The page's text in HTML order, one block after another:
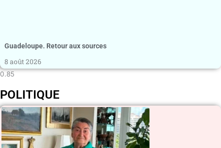
Guadeloupe. Retour aux sources
8 août 2026
POLITIQUE